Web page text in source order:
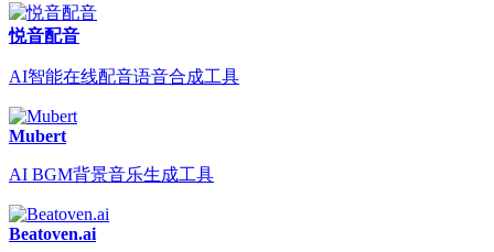
悦音配音
AI智能在线配音语音合成工具
Mubert
AI BGM背景音乐生成工具
Beatoven.ai